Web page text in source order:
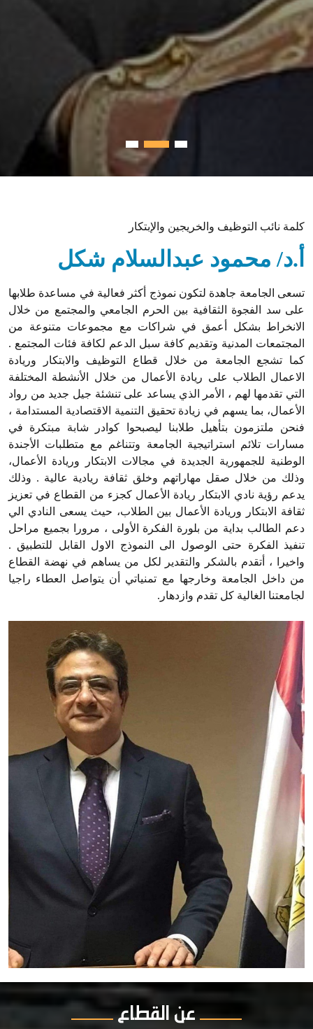
كلمة نائب التوظيف والخريجين والإبتكار
أ.د/ محمود عبدالسلام شكل
تسعى الجامعة جاهدة لتكون نموذج أكثر فعالية في مساعدة طلابها
على سد الفجوة الثقافية بين الحرم الجامعي والمجتمع من خلال
الانخراط بشكل أعمق في شراكات مع مجموعات متنوعة من
المجتمعات المدنية وتقديم كافة سبل الدعم لكافة فئات المجتمع .
كما تشجع الجامعة من خلال قطاع التوظيف والابتكار وريادة
الاعمال الطلاب على ريادة الأعمال من خلال الأنشطة المختلفة
التي تقدمها لهم ، الأمر الذي يساعد على تنشئة جيل جديد من رواد
الأعمال، بما يسهم في زيادة تحقيق التنمية الاقتصادية المستدامة ،
فنحن ملتزمون بتأهيل طلابنا ليصبحوا كوادر شابة مبتكرة في
مسارات تلائم استراتيجية الجامعة وتتناغم مع متطلبات الأجندة
الوطنية للجمهورية الجديدة في مجالات الابتكار وريادة الأعمال،
وذلك من خلال صقل مهاراتهم وخلق ثقافة ريادية عالية . وذلك
يدعم رؤية نادي الابتكار ريادة الأعمال كجزء من القطاع في تعزيز
ثقافة الابتكار وريادة الأعمال بين الطلاب، حيث يسعى النادي الي
دعم الطالب بداية من بلورة الفكرة الأولى ، مرورا بجميع مراحل
تنفيذ الفكرة حتى الوصول الى النموذج الاول القابل للتطبيق .
واخيرا ، أتقدم بالشكر والتقدير لكل من يساهم في نهضة القطاع
من داخل الجامعة وخارجها مع تمنياتي أن يتواصل العطاء راجيا
لجامعتنا الغالية كل تقدم وازدهار.
عن القطاع